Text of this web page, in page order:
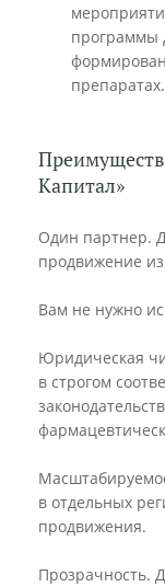
программы
препаратах.
Капитал»
Один партнер.
продвижение
Вам не нужно
Юридическая
в строгом
в отдельных
продвижения.
Прозрачность.